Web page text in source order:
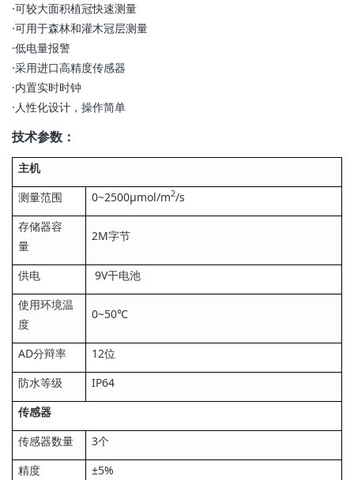
·可较大面积植冠快速测量
·可用于森林和灌木冠层测量
·低电量报警
·采用进口高精度传感器
·内置实时时钟
·人性化设计，操作简单
技术参数：
主机
测量范围
0~2500µmol/m2/s
存储器容
量
2M字节
供电
9V干电池
使用环境温
度
0~50℃
AD分辩率
12位
防水等级
IP64
传感器
传感器数量
3个
精度
±5%